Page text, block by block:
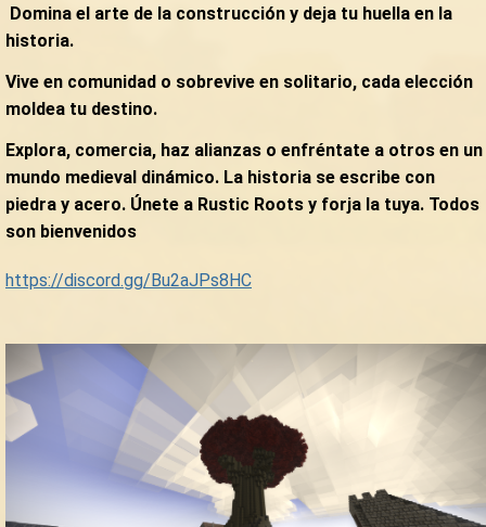
Domina el arte de la construcción y deja tu huella en la
historia.
Vive en comunidad o sobrevive en solitario, cada elección
moldea tu destino.
Explora, comercia, haz alianzas o enfréntate a otros en un
mundo medieval dinámico. La historia se escribe con
piedra y acero. Únete a Rustic Roots y forja la tuya. Todos
son bienvenidos
https://discord.gg/Bu2aJPs8HC